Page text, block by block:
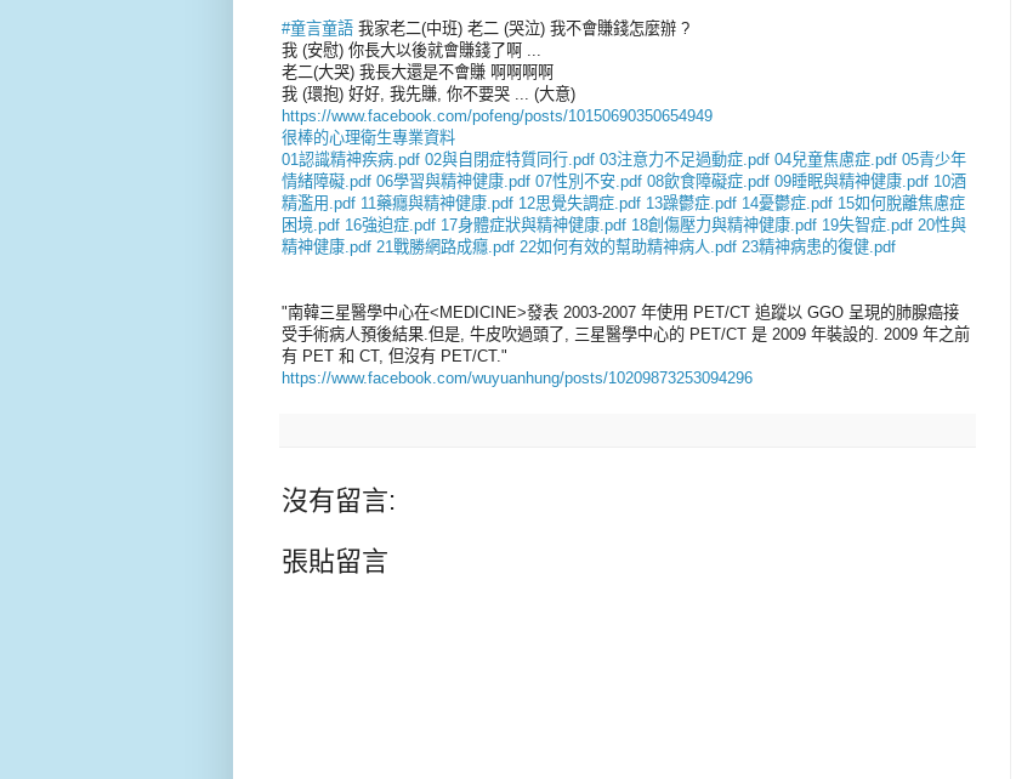
#‎童言童語‬ 我家老二(中班) 老二 (哭泣) 我不會賺錢怎麼辦 ?
我 (安慰) 你長大以後就會賺錢了啊 ...
老二(大哭) 我長大還是不會賺 啊啊啊啊
我 (環抱) 好好, 我先賺, 你不要哭 ... (大意)
https://www.facebook.com/pofeng/posts/10150690350654949
很棒的心理衛生專業資料
01認識精神疾病.pdf 02與自閉症特質同行.pdf 03注意力不足過動症.pdf 04兒童焦慮症.pdf 05青少年
情緒障礙.pdf 06學習與精神健康.pdf 07性別不安.pdf 08飲食障礙症.pdf 09睡眠與精神健康.pdf 10酒
精濫用.pdf 11藥癮與精神健康.pdf 12思覺失調症.pdf 13躁鬱症.pdf 14憂鬱症.pdf 15如何脫離焦慮症
困境.pdf 16強迫症.pdf 17身體症狀與精神健康.pdf 18創傷壓力與精神健康.pdf 19失智症.pdf 20性與
精神健康.pdf 21戰勝網路成癮.pdf 22如何有效的幫助精神病人.pdf 23精神病患的復健.pdf
"南韓三星醫學中心在<MEDICINE>發表 2003-2007 年使用 PET/CT 追蹤以 GGO 呈現的肺腺癌接
受手術病人預後結果.但是, 牛皮吹過頭了, 三星醫學中心的 PET/CT 是 2009 年裝設的. 2009 年之前
有 PET 和 CT, 但沒有 PET/CT."
https://www.facebook.com/wuyuanhung/posts/10209873253094296
沒有留言:
張貼留言